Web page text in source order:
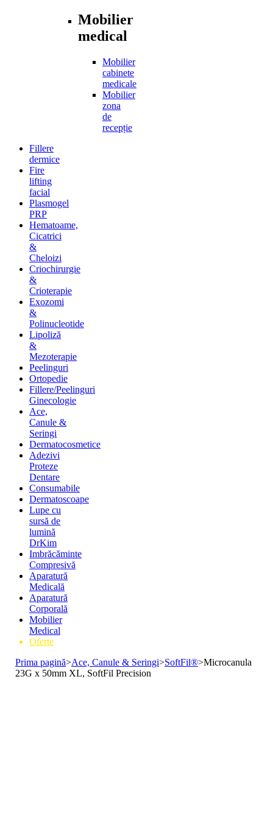
Mobilier
medical
Mobilier
cabinete
medicale
Mobilier
zona
de
recepție
Fillere
dermice
Fire
lifting
facial
Plasmogel
PRP
Hematoame,
Cicatrici
&
Cheloizi
Criochirurgie
&
Crioterapie
Exozomi
&
Polinucleotide
Lipoliză
&
Mezoterapie
Peelinguri
Ortopedie
Fillere/Peelinguri
Ginecologie
Ace,
Canule &
Seringi
Dermatocosmetice
Adezivi
Proteze
Dentare
Consumabile
Dermatoscoape
Lupe cu
sursă de
lumină
DrKim
Imbrăcăminte
Compresivă
Aparatură
Medicală
Aparatură
Corporală
Mobilier
Medical
Oferte
Prima pagină>Ace, Canule & Seringi>SoftFil®>Microcanula
23G x 50mm XL, SoftFil Precision